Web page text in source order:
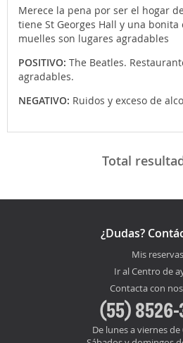
Merece la pena por ser el hogar
tiene St Georges Hall y una
muelles son lugares agradables
POSITIVO: The Beatles.
agradables.
NEGATIVO: Ruidos y exceso de
Total
¿Dudas?
Mis reservas
Ir al Centro de
Contacta con
(55)
De lunes a viernes de